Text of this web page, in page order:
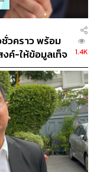
อย่างรวดเร็ว
จีนสแกน QR
างสรรพสินค้า FT
ได้สำรวจ
บริการชำระเงิน
พฤษภาคม 2560)
ลัก โดยเฉพาะ
Tier Cities)และ
ซี่ยงไฮ้ กวางโจว
คิดเป็น
วคราว พร้อม
ค์-ให้ข้อมูลเท็จ
1.4K